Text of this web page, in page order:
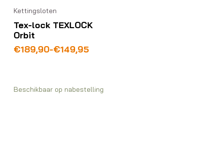
Kettingsloten
Tex-lock TEXLOCK
Orbit
€149,95
-
€189,90
Prijsklasse:
Beschikbaar op nabestelling